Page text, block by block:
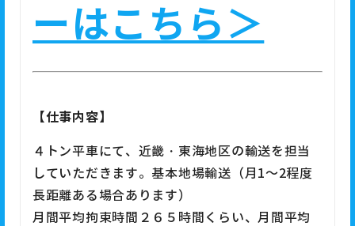
ーはこちら＞
【仕事内容】
４トン平車にて、近畿・東海地区の輸送を担当
していただきます。基本地場輸送（月1～2程度
長距離ある場合あります）
月間平均拘束時間２６５時間くらい、月間平均